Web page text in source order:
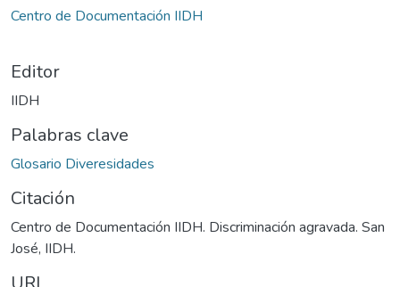
Centro de Documentación IIDH
Editor
IIDH
Palabras clave
Glosario Diveresidades
Citación
Centro de Documentación IIDH. Discriminación agravada. San
José, IIDH.